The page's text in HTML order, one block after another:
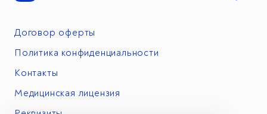
Договор оферты
Политика конфиденциальности
Контакты
Медицинская лицензия